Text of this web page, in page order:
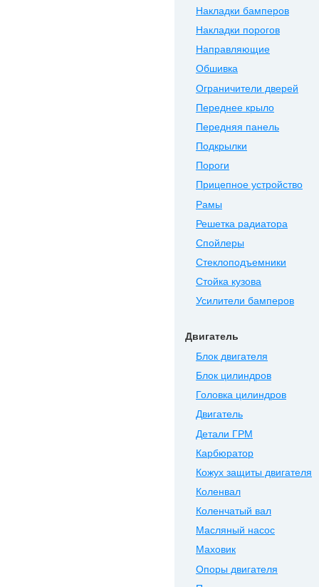
Накладки бамперов
Накладки порогов
Направляющие
Обшивка
Ограничители дверей
Переднее крыло
Передняя панель
Подкрылки
Пороги
Прицепное устройство
Рамы
Решетка радиатора
Спойлеры
Стеклоподъемники
Стойка кузова
Усилители бамперов
Двигатель
Блок двигателя
Блок цилиндров
Головка цилиндров
Двигатель
Детали ГРМ
Карбюратор
Кожух защиты двигателя
Коленвал
Коленчатый вал
Масляный насос
Маховик
Опоры двигателя